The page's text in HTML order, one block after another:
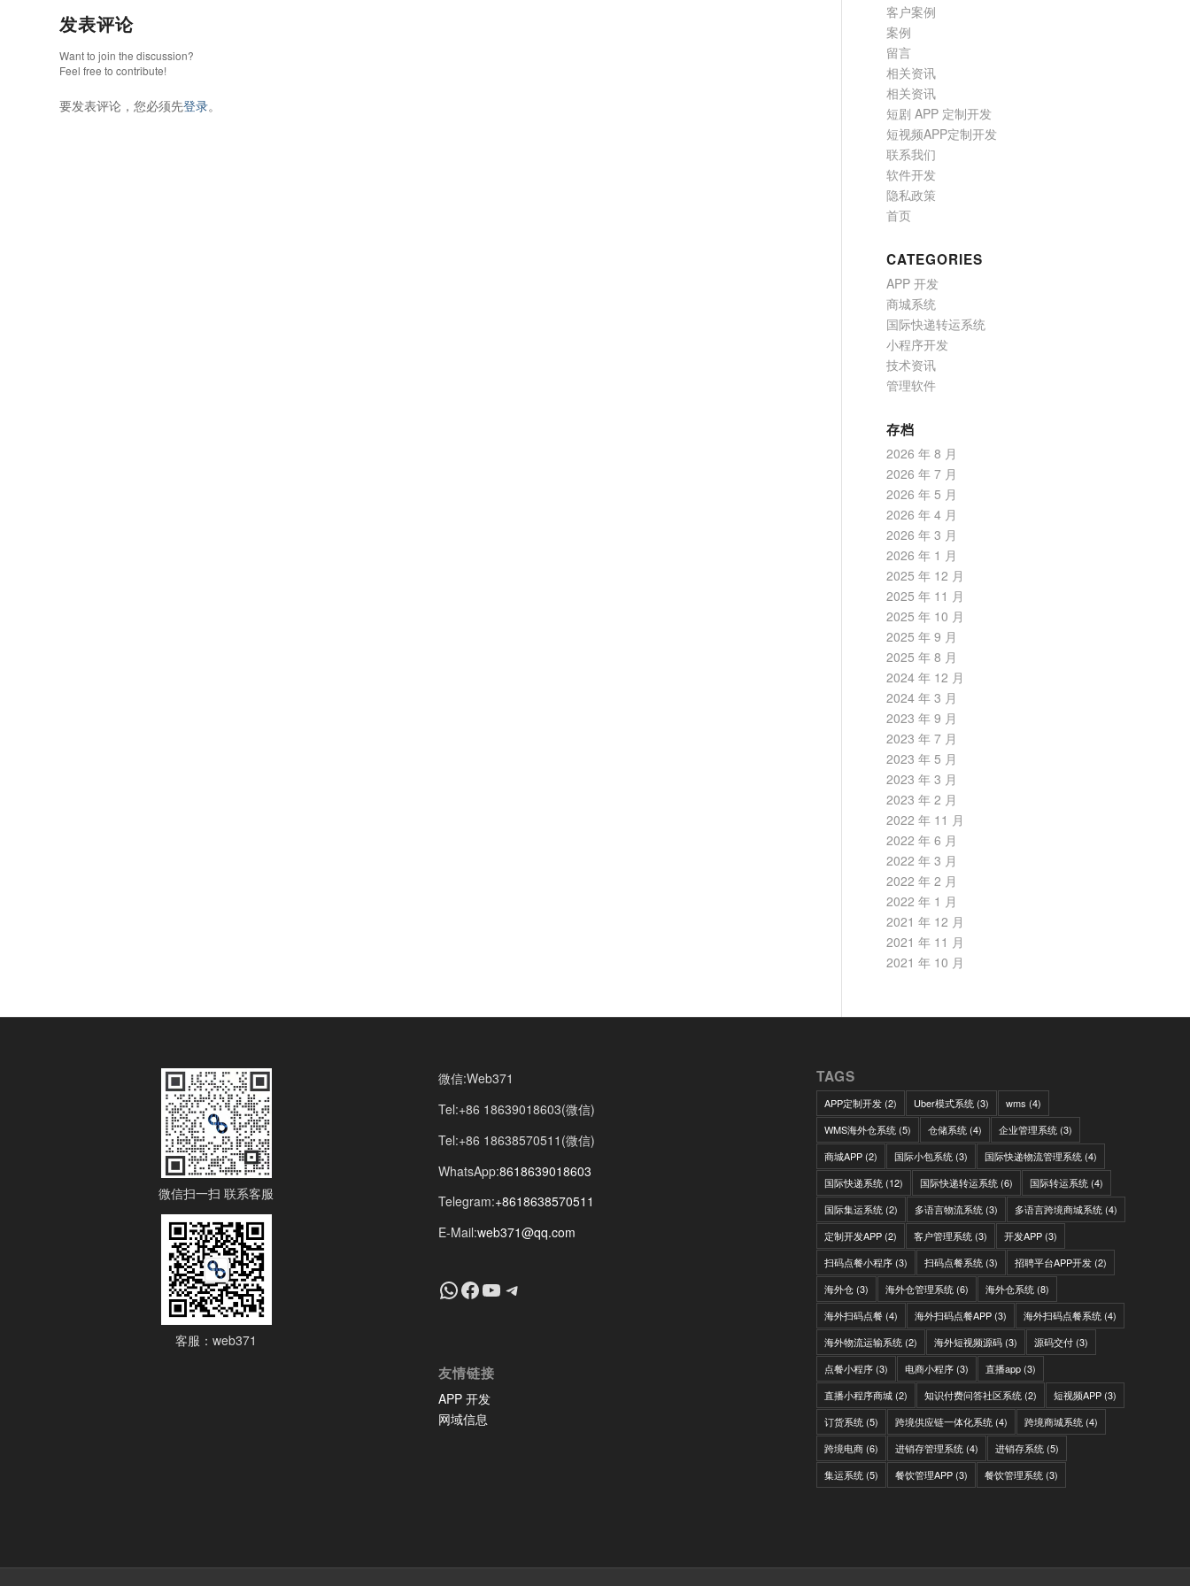
发表评论
Want to join the discussion?
Feel free to contribute!
要发表评论，您必须先登录。
客户案例
案例
留言
相关资讯
相关资讯
短剧 APP 定制开发
短视频APP定制开发
联系我们
软件开发
隐私政策
首页
CATEGORIES
APP 开发
商城系统
国际快递转运系统
小程序开发
技术资讯
管理软件
存档
2026 年 8 月
2026 年 7 月
2026 年 5 月
2026 年 4 月
2026 年 3 月
2026 年 1 月
2025 年 12 月
2025 年 11 月
2025 年 10 月
2025 年 9 月
2025 年 8 月
2024 年 12 月
2024 年 3 月
2023 年 9 月
2023 年 7 月
2023 年 5 月
2023 年 3 月
2023 年 2 月
2022 年 11 月
2022 年 6 月
2022 年 3 月
2022 年 2 月
2022 年 1 月
2021 年 12 月
2021 年 11 月
2021 年 10 月
微信扫一扫 联系客服
客服：web371
微信:Web371
Tel:+86 18639018603(微信)
Tel:+86 18638570511(微信)
WhatsApp:8618639018603
Telegram:+8618638570511
E-Mail:web371@qq.com
+8618639018603
Facebook
YouTube
Telegram
友情链接
APP 开发
网域信息
TAGS
APP定制开发(2) Uber模式系统 (3) wms (4)
WMS海外仓系统 (5) 仓储系统 (4) 企业管理系统 (3)
商城APP(2) 国际小包系统 (3) 国际快递物流管理系统 (4)
国际快递系统 (12) 国际快递转运系统 (6) 国际转运系统 (4)
国际集运系统 (2) 多语言物流系统 (3) 多语言跨境商城系统 (4)
定制开发APP(2) 客户管理系统 (3) 开发APP(3)
扫码点餐小程序(3) 扫码点餐系统 (3) 招聘平台APP开发(2)
海外仓(3) 海外仓管理系统 (6) 海外仓系统 (8)
海外扫码点餐(4) 海外扫码点餐APP(3) 海外扫码点餐系统 (4)
海外物流运输系统 (2) 海外短视频源码(3) 源码交付(3)
点餐小程序(3) 电商小程序(3) 直播app(3)
直播小程序商城(2) 知识付费问答社区系统 (2) 短视频APP(3)
订货系统 (5) 跨境供应链一体化系统 (4) 跨境商城系统 (4)
跨境电商(6) 进销存管理系统 (4) 进销存系统 (5)
集运系统 (5) 餐饮管理APP(3) 餐饮管理系统 (3)